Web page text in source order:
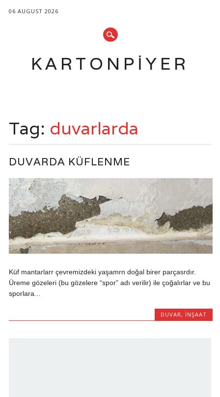
06 AUGUST 2026
KARTONPIYER
content
Tag: duvarlarda
DUVARDA KÜFLENME
Küf mantarlarr çevremizdeki yaşamrn doğal birer parçasrdır.
Üreme gözeleri (bu gözelere “spor” adı verilir) ile çoğalırlar ve bu
sporlara...
DUVAR , İNŞAAT